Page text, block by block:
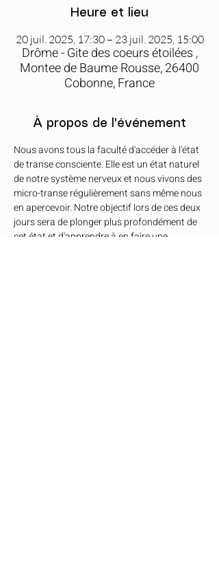
Heure et lieu
20 juil. 2025, 17:30 – 23 juil. 2025, 15:00
Drôme - Gite des coeurs étoilées ,
Montee de Baume Rousse, 26400
Cobonne, France
À propos de l'événement
Nous avons tous la faculté d'accéder à l'état
de transe consciente. Elle est un état naturel
de notre système nerveux et nous vivons des
micro-transe régulièrement sans même nous
en apercevoir. Notre objectif lors de ces deux
jours sera de plonger plus profondément de
cet état et d'apprendre à en faire une